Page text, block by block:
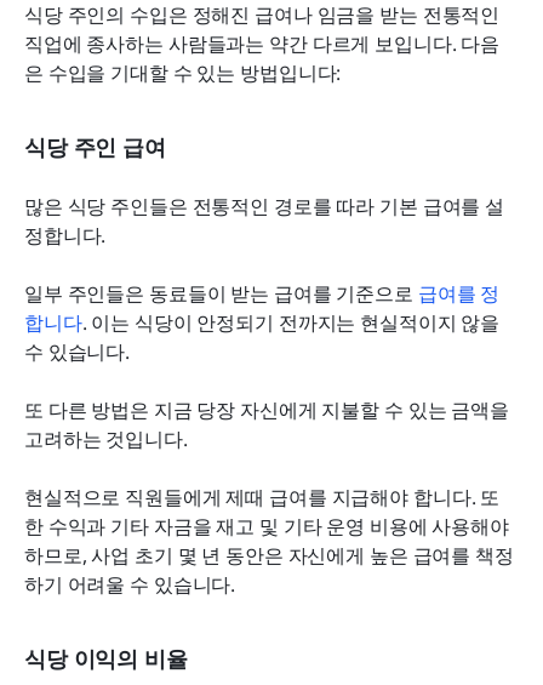
식당 주인의 수입은 정해진 급여나 임금을 받는 전통적인
직업에 종사하는 사람들과는 약간 다르게 보입니다. 다음
은 수입을 기대할 수 있는 방법입니다:
식당 주인 급여
많은 식당 주인들은 전통적인 경로를 따라 기본 급여를 설
정합니다.
일부 주인들은 동료들이 받는 급여를 기준으로 급여를 정
합니다. 이는 식당이 안정되기 전까지는 현실적이지 않을
수 있습니다.
또 다른 방법은 지금 당장 자신에게 지불할 수 있는 금액을
고려하는 것입니다.
현실적으로 직원들에게 제때 급여를 지급해야 합니다. 또
한 수익과 기타 자금을 재고 및 기타 운영 비용에 사용해야
하므로, 사업 초기 몇 년 동안은 자신에게 높은 급여를 책정
하기 어려울 수 있습니다.
식당 이익의 비율